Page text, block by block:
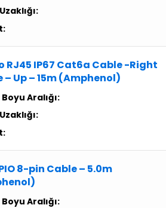
RJ45 IP67 Cat6a Cable -Right
– Up – 15m (Amphenol)
Aralığı:
8-pin Cable – 5.0m
Aralığı: